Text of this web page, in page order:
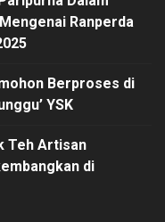
Ranperda
Berproses di
YSK
Teh Artisan
di